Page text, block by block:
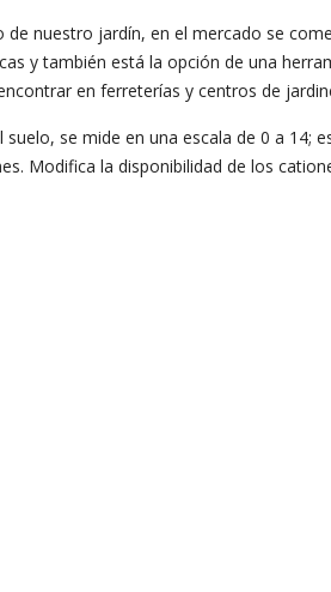
de nuestro jardín, en el mercado se
y también está la opción de una
en ferreterías y centros de
se mide en una escala de 0 a 14;
Modifica la disponibilidad de los